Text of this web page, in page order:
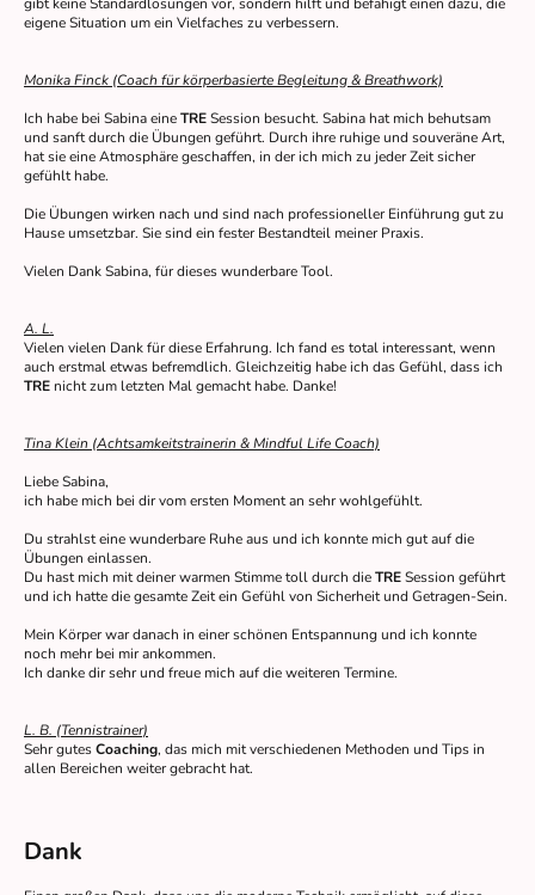
eigene Situation um ein Vielfaches zu verbessern.
Monika Finck (Coach für körperbasierte Begleitung & Breathwork)
Ich habe bei Sabina eineTRESession besucht. Sabina hat mich behutsam
und sanft durch die Übungen geführt. Durch ihre ruhige und souveräne Art,
hat sie eine Atmosphäre geschaffen, in der ich mich zu jeder Zeit sicher
gefühlt habe.
Die Übungen wirken nach und sind nach professioneller Einführung gut zu
Hause umsetzbar. Sie sind ein fester Bestandteil meiner Praxis.
Vielen Dank Sabina, für dieses wunderbare Tool.
A. L.
Vielen vielen Dank für diese Erfahrung. Ich fand es total interessant, wenn
auch erstmal etwas befremdlich. Gleichzeitig habe ich das Gefühl, dass ich
TRE nicht zum letzten Mal gemacht habe. Danke!
Tina Klein (Achtsamkeitstrainerin & Mindful Life Coach)
Liebe Sabina,
ich habe mich bei dir vom ersten Moment an sehr wohlgefühlt.
Du strahlst eine wunderbare Ruhe aus und ich konnte mich gut auf die
Übungen einlassen.
Du hast mich mit deiner warmen Stimme toll durch dieTRESession geführt
und ich hatte die gesamte Zeit ein Gefühl von Sicherheit und Getragen-Sein.
Mein Körper war danach in einer schönen Entspannung und ich konnte
noch mehr bei mir ankommen.
Ich danke dir sehr und freue mich auf die weiteren Termine.
L. B. (Tennistrainer)
Sehr gutesCoaching, das mich mit verschiedenen Methoden und Tips in
allen Bereichen weiter gebracht hat.
Dank